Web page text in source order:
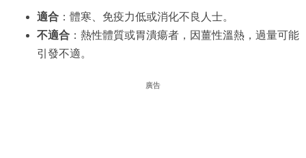
適合：體寒、免疫力低或消化不良人士。
不適合：熱性體質或胃潰瘍者，因薑性溫熱，過量可能
引發不適。
廣告